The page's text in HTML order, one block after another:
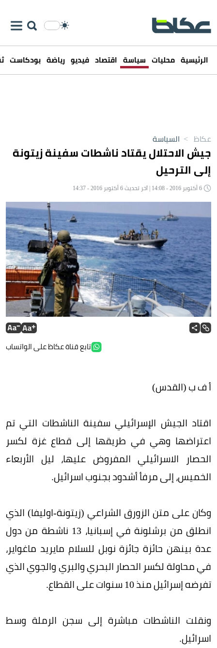
الرئيسية محليات سياسة اقتصاد فيديو رياضة بودكاست
عكاظ > السياسة
جيش الاحتلال يقتاد ناشطات سفينة زيتونة
إلى الترحيل
تابع قناة عكاظ على الواتساب
أ ف ب (القدس)
اقتاد الجيش الإسرائيلي سفينة الناشطات التي تم
اعتراضها وهي في طريقها إلى قطاع غزة لكسر
الحصار الاسرائيلي المفروض عليها، ليل الأربعاء
الخميس، إلى مرفأ أشدود بجنوب اسرائيل.
وكان على متن الزورق الشراعي (زيتونة-اوليفا) الذي
انطلق من برشلونة في إسبانيا، 13 ناشطة من دول
عدة بينهن حائزة جائزة نوبل للسلام مايريد ماغواير،
في محاولة لكسر الحصار البحري والبري والجوي الذي
تفرضه إسرائيل منذ 10 سنوات على القطاع.
ونقلت الناشطات مباشرة إلى سجن الرملة وسط
اسرائيل.